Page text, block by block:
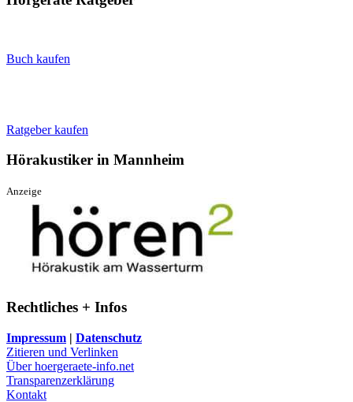
Buch kaufen
Ratgeber kaufen
Hörakustiker in Mannheim
Anzeige
Rechtliches + Infos
Impressum | Datenschutz
Zitieren und Verlinken
Über hoergeraete-info.net
Transparenzerklärung
Kontakt